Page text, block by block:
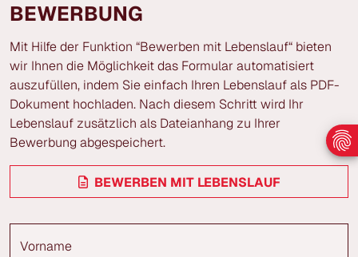
BEWERBUNG
Mit Hilfe der Funktion “Bewerben mit Lebenslauf“ bieten
wir Ihnen die Möglichkeit das Formular automatisiert
auszufüllen, indem Sie einfach Ihren Lebenslauf als PDF-
Dokument hochladen. Nach diesem Schritt wird Ihr
Lebenslauf zusätzlich als Dateianhang zu Ihrer
Bewerbung abgespeichert.
BEWERBEN MIT LEBENSLAUF
Vorname